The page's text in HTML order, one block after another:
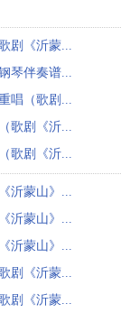
剧《沂蒙...
琴伴奏谱...
唱（歌剧...
歌剧《沂...
歌剧《沂...
沂蒙山》...
沂蒙山》...
沂蒙山》...
剧《沂蒙...
剧《沂蒙...